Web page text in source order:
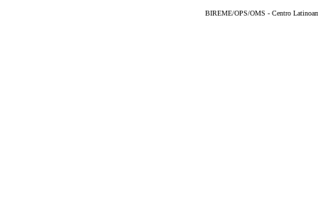
BIREME/OPS/OMS - Centro